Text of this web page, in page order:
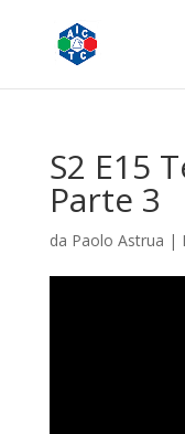
S2 E15
Parte 3
da Paolo Astrua |